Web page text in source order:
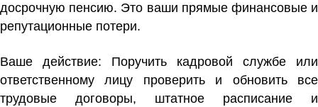
досрочную пенсию. Это ваши прямые финансовые и
репутационные потери.
Ваше действие: Поручить кадровой службе или
ответственному лицу проверить и обновить все
трудовые договоры, штатное расписание и